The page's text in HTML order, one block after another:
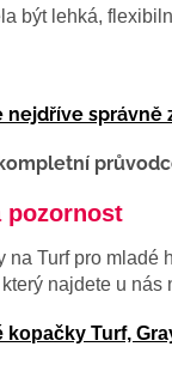
být lehká,
správně
pozornost
Turf pro mladé
který najdete u nás
kopačky Turf,